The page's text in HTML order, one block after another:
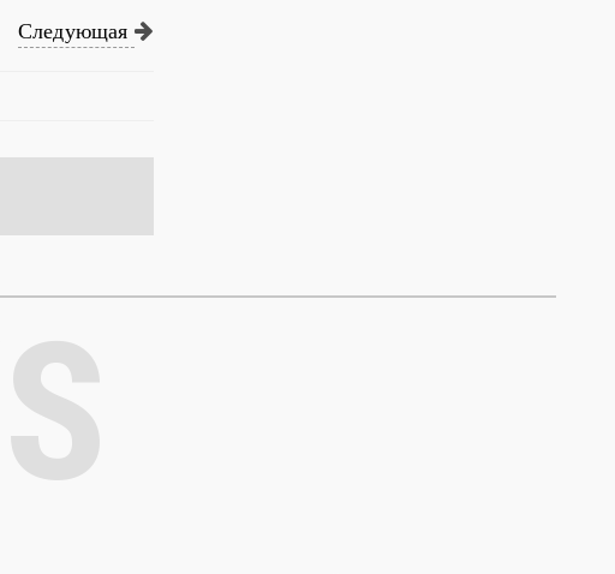
Следующая